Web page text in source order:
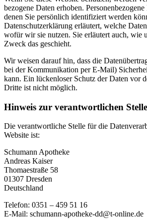
be­zo­gene Daten erhoben.
denen Sie per­sön­lich iden­ti­fi­ziert werden
Daten­schutz­er­klä­rung erläu­tert, welche
wofür wir sie nutzen. Sie erläu­tert auch, wie
Zweck das geschieht.
Wir weisen darauf hin, dass die
bei der Kom­mu­ni­ka­tion per E‑Mail)
kann. Ein lücken­loser Schutz der Daten vor
Dritte ist nicht möglich.
Hin­weis zur ver­ant­wort­li­chen Stelle
Die ver­ant­wort­liche Stelle für die
Web­site ist:
Schu­mann Apotheke
Andreas Kaiser
Tho­ma­estraße 58
01307 Dresden
Deutschland
Telefon: 0351 – 459 51 16
E‑Mail: schumann-apotheke-dd@t‑online.de